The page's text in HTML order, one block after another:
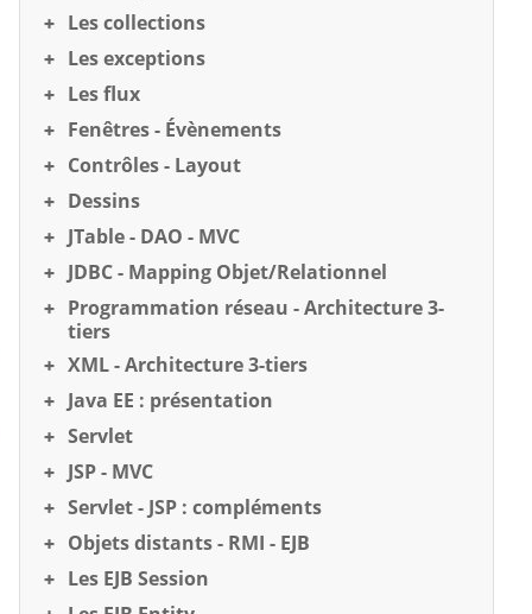
Les collections
Les exceptions
Les flux
Fenêtres - Évènements
Contrôles - Layout
Dessins
JTable - DAO - MVC
JDBC - Mapping Objet/Relationnel
Programmation réseau - Architecture 3-
tiers
XML - Architecture 3-tiers
Java EE : présentation
Servlet
JSP - MVC
Servlet - JSP : compléments
Objets distants - RMI - EJB
Les EJB Session